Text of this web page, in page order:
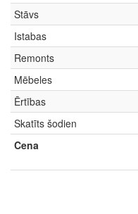
Stāvs
Istabas
Remonts
Mēbeles
Ērtības
Skatīts šodien
Cena